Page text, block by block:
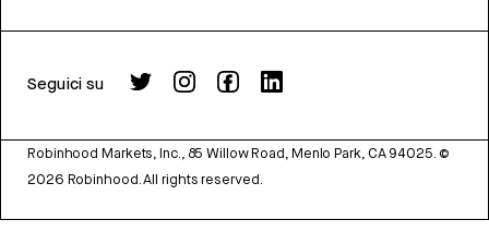
Seguici su
Robinhood Markets, Inc., 85 Willow Road, Menlo Park, CA 94025. ©
2026 Robinhood. All rights reserved.